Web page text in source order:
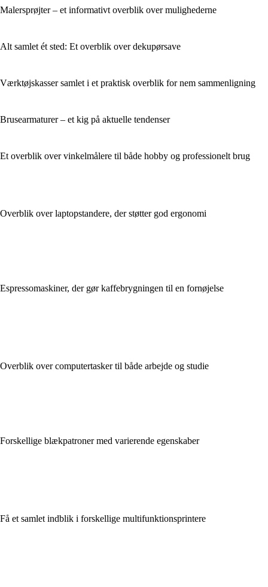
Malersprøjter – et informativt overblik over mulighederne
Alt samlet ét sted: Et overblik over dekupørsave
Værktøjskasser samlet i et praktisk overblik for nem sammenligning
Brusearmaturer – et kig på aktuelle tendenser
Et overblik over vinkelmålere til både hobby og professionelt brug
Overblik over laptopstandere, der støtter god ergonomi
Espressomaskiner, der gør kaffebrygningen til en fornøjelse
Overblik over computertasker til både arbejde og studie
Forskellige blækpatroner med varierende egenskaber
Få et samlet indblik i forskellige multifunktionsprintere